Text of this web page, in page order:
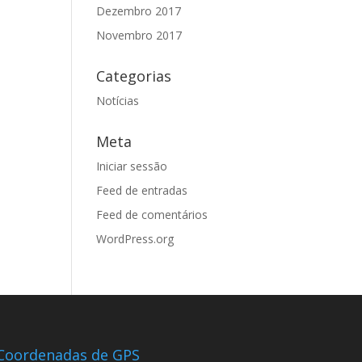
Dezembro 2017
Novembro 2017
Categorias
Notícias
Meta
Iniciar sessão
Feed de entradas
Feed de comentários
WordPress.org
de GPS